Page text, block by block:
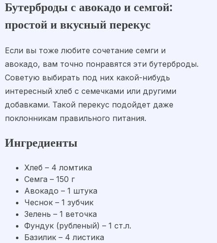
Бутерброды с авокадо и семгой:
простой и вкусный перекус
Если вы тоже любите сочетание семги и
авокадо, вам точно понравятся эти бутерброды.
Советую выбирать под них какой-нибудь
интересный хлеб с семечками или другими
добавками. Такой перекус подойдет даже
поклонникам правильного питания.
Ингредиенты
Хлеб – 4 ломтика
Семга – 150 г
Авокадо – 1 штука
Чеснок – 1 зубчик
Зелень – 1 веточка
Фундук (рубленый) – 1 ст.л.
Базилик – 4 листика